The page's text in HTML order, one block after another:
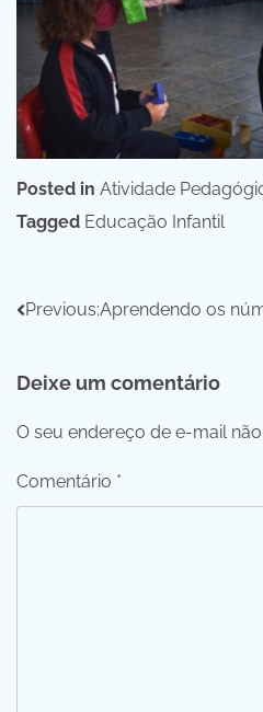
Posted in Atividade
Tagged Educação Infantil
Navegação
Post
Previous:Aprendendo os
Deixe um comentário
O seu endereço de e-mail
Comentário *